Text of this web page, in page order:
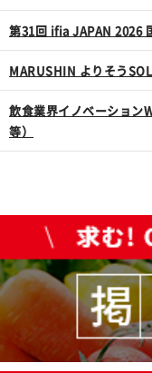
第31回 ifia JAPAN 2026
MARUSHIN よりそう
飲食業界イノベーショ
等）